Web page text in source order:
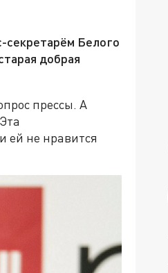
секретарём Белого
добрая
прессы. А
ей не нравится